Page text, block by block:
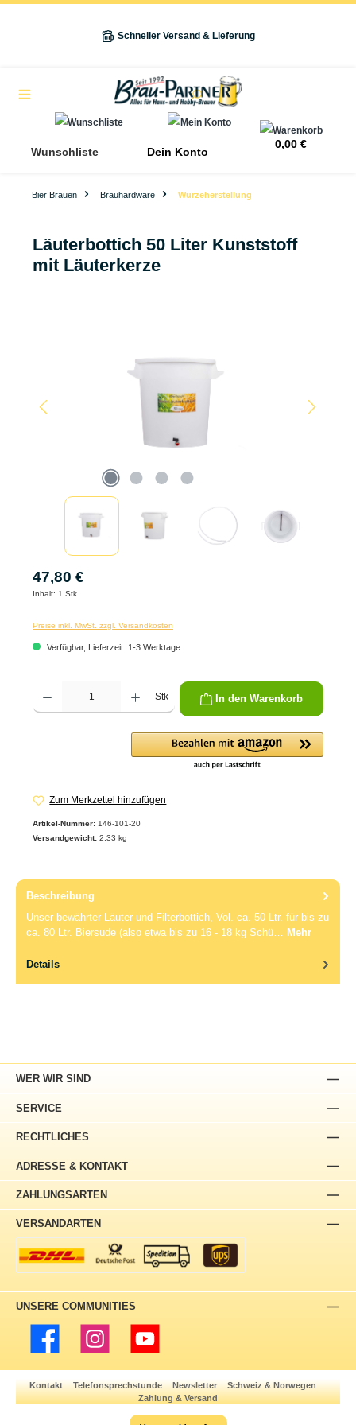
Schneller Versand & Lieferung
Wunschliste Dein Konto
0,00 €
Bier Brauen Brauhardware Würzeherstellung
Läuterbottich 50 Liter Kunststoff
mit Läuterkerze
47,80 €
Inhalt: 1 Stk
Preise inkl. MwSt. zzgl. Versandkosten
Verfügbar, Lieferzeit: 1-3 Werktage
Produkt Anzahl: Gib den gewünschten Wert ein oder benutze die Schaltflächen um
Stk In den Warenkorb
Zum Merkzettel hinzufügen
Artikel-Nummer: 146-101-20
Versandgewicht: 2,33 kg
Beschreibung
Unser bewährter Läuter-und Filterbottich, Vol. ca. 50 Ltr. für bis zu
ca. 80 Ltr. Biersude (also etwa bis zu 16 - 18 kg Schü… Mehr
Details
ADRESSE & KONTAKT
WER WIR SIND
SERVICE
RECHTLICHES
ZAHLUNGSARTEN
VERSANDARTEN
UNSERE COMMUNITIES
Facebook Instagram YouTube
Kontakt Telefonsprechstunde Newsletter
Schweiz & Norwegen
Zahlung & Versand